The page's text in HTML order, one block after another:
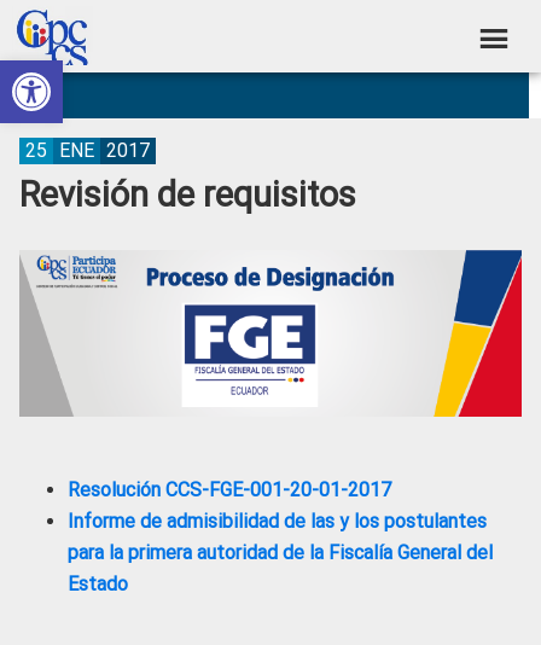
Abrir barra de herramientas
Skip
to
primary
navigation
Skip
to
main
content
Skip
to
primary
sidebar
Skip
to
footer
Consejo
de
Participación
Ciudadana
Control
Social
Construyendo
Poder
Ciudadano
Revisión de requisitos
25 ENE 2017
Resolución CCS-FGE-001-20-01-2017
Informe de admisibilidad de las y los postulantes
para la primera autoridad de la Fiscalía General del
Estado